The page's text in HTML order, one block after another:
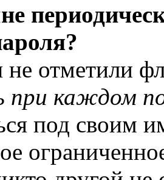
не отметили
при каждом
под своим